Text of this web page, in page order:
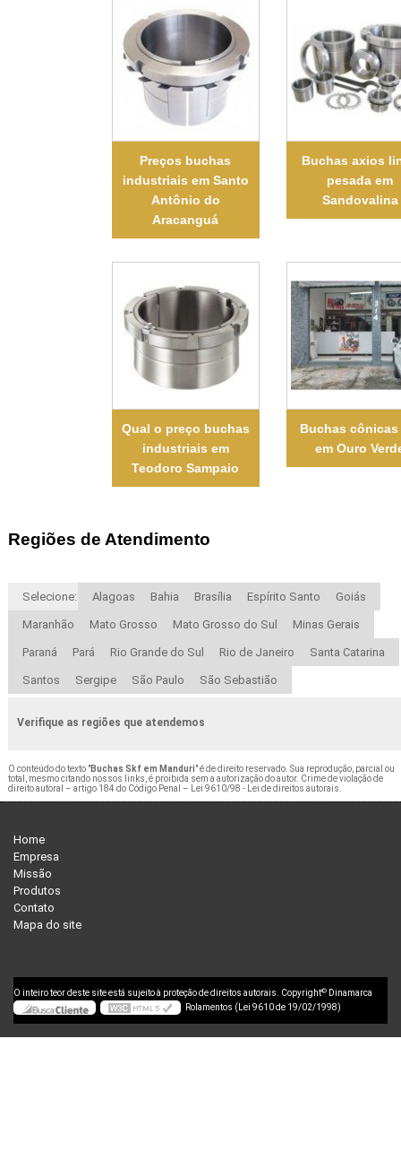
Preços buchas
industriais em Santo
Antônio do
Aracanguá
Buchas axios
pesada em
Sandovalina
Qual o preço buchas
industriais em
Teodoro Sampaio
Buchas
em Ouro
Regiões de Atendimento
Selecione: Alagoas Bahia Brasília Espírito Santo Goiás
Maranhão Mato Grosso Mato Grosso do Sul Minas Gerais
Paraná Pará Rio Grande do Sul Rio de Janeiro Santa Catarina
Santos Sergipe São Paulo São Sebastião
Verifique as regiões que atendemos
O conteúdo do texto "Buchas Skf em Manduri" é de direito reservado. Sua reprodução, parcial ou
total, mesmo citando nossos links, é proibida sem a autorização do autor. Crime de violação de
direito autoral – artigo 184 do Código Penal – Lei 9610/98 - Lei de direitos autorais.
Home
Empresa
Missão
Produtos
Contato
Mapa do site
O inteiro teor deste site está sujeito à proteção de direitos autorais. Copyright© Dinamarca
Rolamentos (Lei 9610 de 19/02/1998)